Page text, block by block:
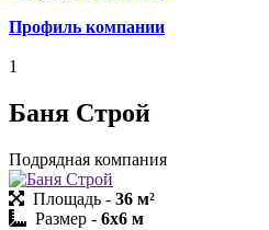
Профиль компании
1
Баня Строй
Подрядная компания
Площадь - 36 м²
Размер - 6х6 м